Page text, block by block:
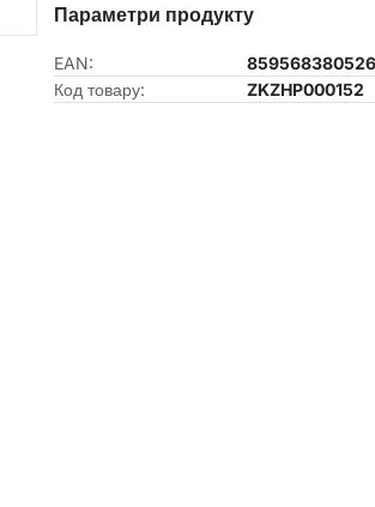
Параметри продукту
EAN:
Код товару:
ZKZHP000152